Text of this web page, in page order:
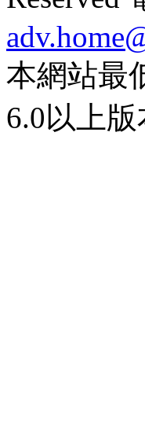
本網站最
6.0以上